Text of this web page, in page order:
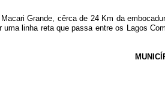
Grande, cêrca de 24 Km da
linha reta que passa entre os Lagos